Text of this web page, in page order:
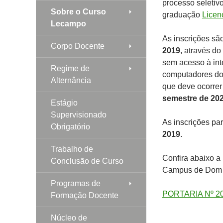
processo
graduação
As inscrições
2019, através do
sem acesso à
computadores do
que deve
semestre de
As inscrições
2019.
Confira abaixo
Campus de
PORTARIA Nº
Sobre o Curso
Lecampo
Corpo Docente
Regime de
Alternância
Estágio
Supervisionado
Obrigatório
Trabalho de
Conclusão de Curso
Programas de
Formação Docente
Núcleo de